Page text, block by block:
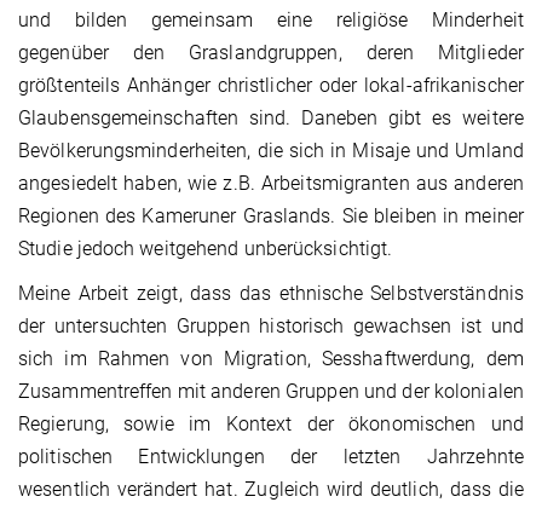
und bilden gemeinsam eine religiöse Minderheit
gegenüber den Graslandgruppen, deren Mitglieder
größtenteils Anhänger christlicher oder lokal-afrikanischer
Glaubensgemeinschaften sind. Daneben gibt es weitere
Bevölkerungsminderheiten, die sich in Misaje und Umland
angesiedelt haben, wie z.B. Arbeitsmigranten aus anderen
Regionen des Kameruner Graslands. Sie bleiben in meiner
Studie jedoch weitgehend unberücksichtigt.
Meine Arbeit zeigt, dass das ethnische Selbstverständnis
der untersuchten Gruppen historisch gewachsen ist und
sich im Rahmen von Migration, Sesshaftwerdung, dem
Zusammentreffen mit anderen Gruppen und der kolonialen
Regierung, sowie im Kontext der ökonomischen und
politischen Entwicklungen der letzten Jahrzehnte
wesentlich verändert hat. Zugleich wird deutlich, dass die